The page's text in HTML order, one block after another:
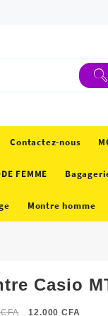
Contactez-nous
FEMME
Montre homme
Casio
CFA
Le
12.000 CFA